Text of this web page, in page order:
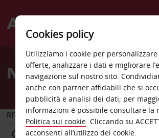
Welcome
AvisNoleggio auto
RITIRO DA
Cookies policy
Utilizziamo i cookie per
offerte, analizzare i dati e migliorare
navigazione sul nostro sito.
anche con partner affidabili che si
pubblicità e analisi dei dati; per
informazioni è possibile consultare la
Politica sui cookie. Cliccando su
acconsenti all’utilizzo dei cookie.